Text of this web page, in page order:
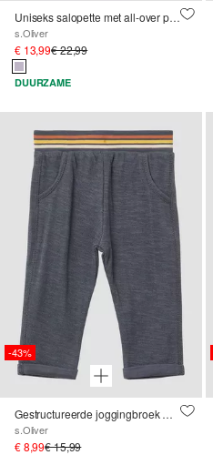
Uniseks salopette met all-over print in lichtgewicht sweatstof
s.Oliver
€ 13,99€ 22,99
DUURZAME
-43%
Gestructureerde joggingbroek met geribde tailleband
s.Oliver
€ 8,99€ 15,99